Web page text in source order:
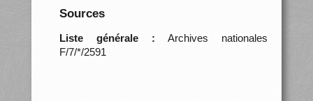
Sources
Liste générale : Archives nationales
F/7/*/2591